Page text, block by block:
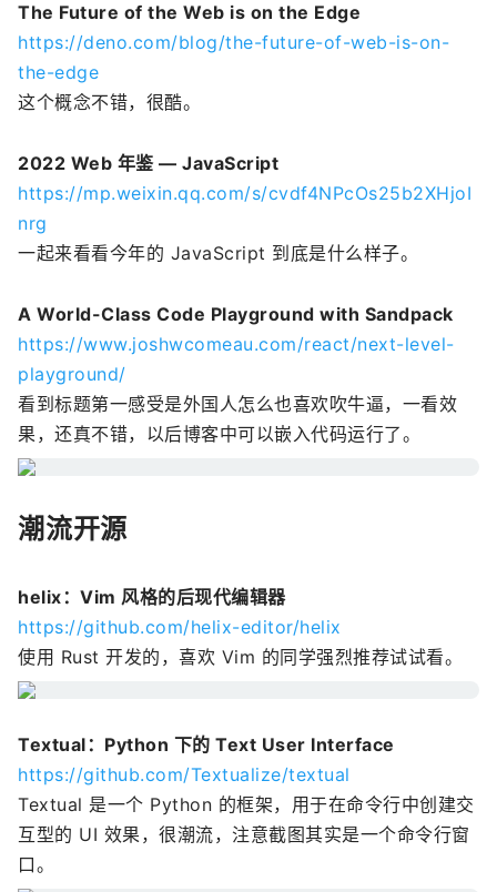
The Future of the Web is on the Edge
https://deno.com/blog/the-future-of-web-is-on-
the-edge
这个概念不错，很酷。
2022 Web 年鉴 — JavaScript
https://mp.weixin.qq.com/s/cvdf4NPcOs25b2XHjoI
nrg
一起来看看今年的 JavaScript 到底是什么样子。
A World-Class Code Playground with Sandpack
https://www.joshwcomeau.com/react/next-level-
playground/
看到标题第一感受是外国人怎么也喜欢吹牛逼，一看效
果，还真不错，以后博客中可以嵌入代码运行了。
潮流开源
helix：Vim 风格的后现代编辑器
https://github.com/helix-editor/helix
使用 Rust 开发的，喜欢 Vim 的同学强烈推荐试试看。
Textual：Python 下的 Text User Interface
https://github.com/Textualize/textual
Textual 是一个 Python 的框架，用于在命令行中创建交
互型的 UI 效果，很潮流，注意截图其实是一个命令行窗
口。